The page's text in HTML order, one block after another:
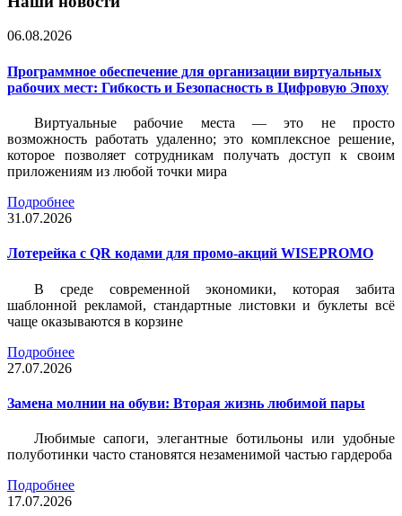
06.08.2026
Программное обеспечение для организации виртуальных
рабочих мест: Гибкость и Безопасность в Цифровую Эпоху
Виртуальные рабочие места — это не просто
возможность работать удаленно; это комплексное решение,
которое позволяет сотрудникам получать доступ к своим
приложениям из любой точки мира
Подробнее
31.07.2026
Лотерейка c QR кодами для промо-акций WISEPROMO
В среде современной экономики, которая забита
шаблонной рекламой, стандартные листовки и буклеты всё
чаще оказываются в корзине
Подробнее
27.07.2026
Замена молнии на обуви: Вторая жизнь любимой пары
Любимые сапоги, элегантные ботильоны или удобные
полуботинки часто становятся незаменимой частью гардероба
Подробнее
17.07.2026